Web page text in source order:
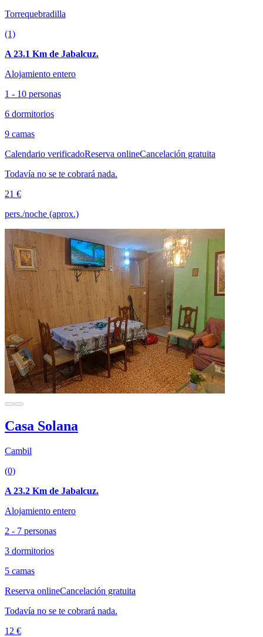
Torrequebradilla
(1)
A 23.1 Km de Jabalcuz.
Alojamiento entero
1 - 10 personas
6 dormitorios
9 camas
Calendario verificadoReserva onlineCancelación gratuita
Todavía no se te cobrará nada.
21 €
pers./noche (aprox.)
Casa Solana
Cambil
(0)
A 23.2 Km de Jabalcuz.
Alojamiento entero
2 - 7 personas
3 dormitorios
5 camas
Reserva onlineCancelación gratuita
Todavía no se te cobrará nada.
12 €